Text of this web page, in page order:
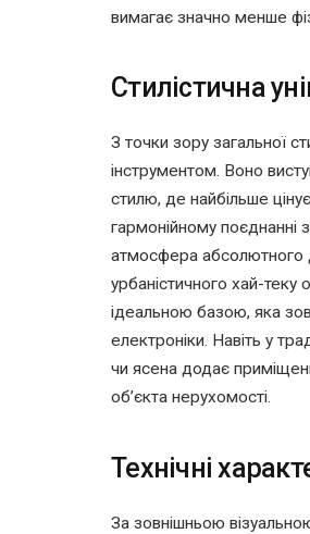
вимагає значно менше
Стилістична
З точки зору загальної
інструментом. Воно
стилю, де найбільше
гармонійному
атмосфера абсолютного
урбаністичного хай-теку
ідеальною базою, яка
електроніки. Навіть у
чи ясена додає
об’єкта нерухомості.
Технічні
За зовнішньою